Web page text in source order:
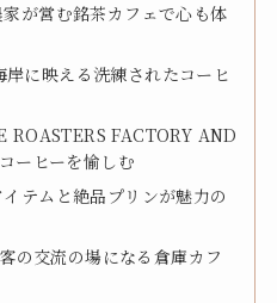
家が営む銘茶カフェで心も体
岸に映える洗練されたコーヒ
ROASTERS FACTORY AND
ーヒーを愉しむ
イテムと絶品プリンが魅力の
の交流の場になる倉庫カフ